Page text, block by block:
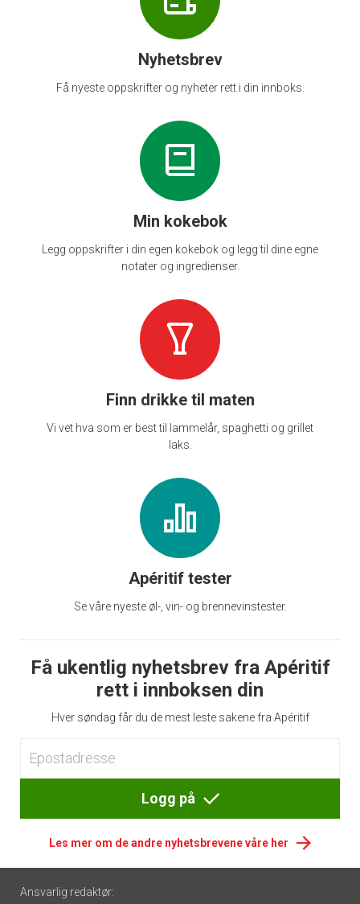
Nyhetsbrev
Få nyeste oppskrifter og nyheter rett i din innboks.
Min kokebok
Legg oppskrifter i din egen kokebok og legg til dine egne
notater og ingredienser.
Finn drikke til maten
Vi vet hva som er best til lammelår, spaghetti og grillet
laks.
Apéritif tester
Se våre nyeste øl-, vin- og brennevinstester.
Få ukentlig nyhetsbrev fra Apéritif
rett i innboksen din
Hver søndag får du de mest leste sakene fra Apéritif
Logg på
Les mer om de andre nyhetsbrevene våre her
Footer
Ansvarlig redaktør: